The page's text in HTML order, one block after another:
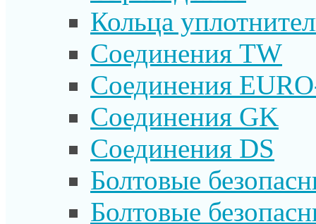
Кольца
Соединения TW
Соединения
Соединения GK
Соединения DS
Болтовые
Болтовые